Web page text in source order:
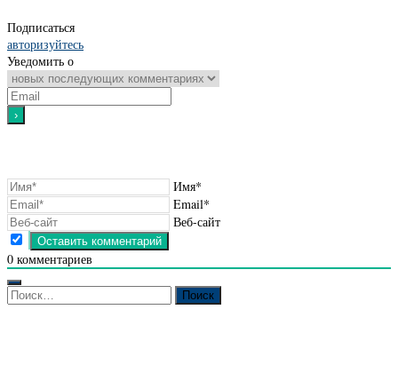
Подписаться
авторизуйтесь
Уведомить о
Имя*
Email*
Веб-сайт
0 комментариев
Найти: